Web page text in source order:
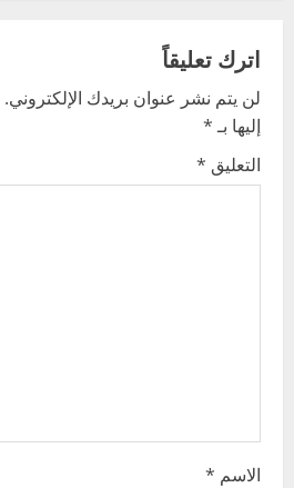
v
i
g
اترك تعليقاً
لن يتم نشر عنوان بريدك الإلكتروني.
إليها بـ*
التعليق *
الاسم *